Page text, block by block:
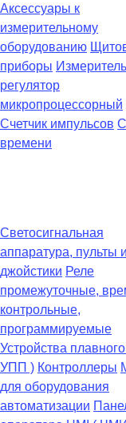
Аксессуары к
измерительному
оборудованию
приборы
регулятор
микропроцессорный
Счетчик импульсов
времени
Светосигнальная
аппаратура, пульты и
джойстики Реле
промежуточные,
контрольные,
программируемые
Устройства
УПП ) Контроллеры
для оборудования
автоматизации